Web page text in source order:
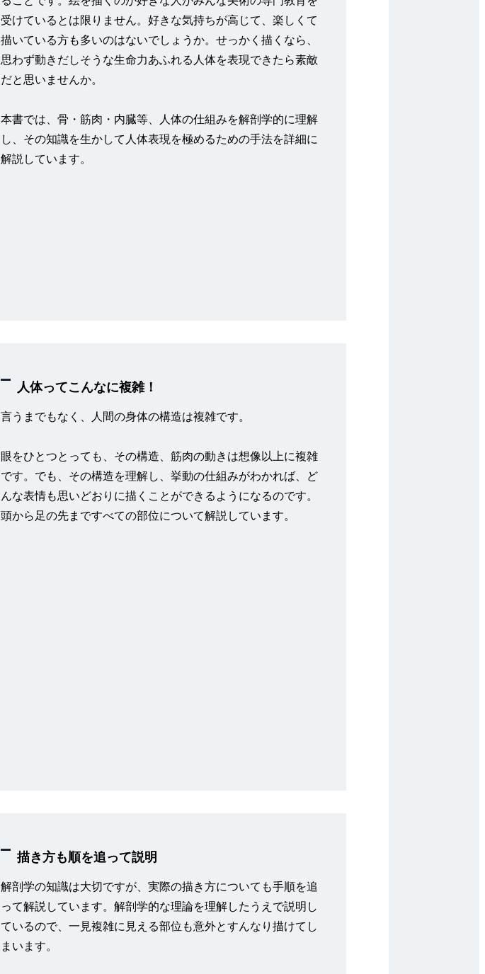
受けているとは限りません。好きな気持ちが高じて、楽しくて
描いている方も多いのはないでしょうか。せっかく描くなら、
思わず動きだしそうな生命力あふれる人体を表現できたら素敵
だと思いませんか。
本書では、骨・筋肉・内臓等、人体の仕組みを解剖学的に理解
し、その知識を生かして人体表現を極めるための手法を詳細に
解説しています。
人体ってこんなに複雑！
言うまでもなく、人間の身体の構造は複雑です。
眼をひとつとっても、その構造、筋肉の動きは想像以上に複雑
です。でも、その構造を理解し、挙動の仕組みがわかれば、ど
んな表情も思いどおりに描くことができるようになるのです。
頭から足の先まですべての部位について解説しています。
描き方も順を追って説明
解剖学の知識は大切ですが、実際の描き方についても手順を追
って解説しています。解剖学的な理論を理解したうえで説明し
ているので、一見複雑に見える部位も意外とすんなり描けてし
まいます。